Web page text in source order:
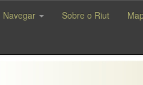
Navegar Sobre o Riut